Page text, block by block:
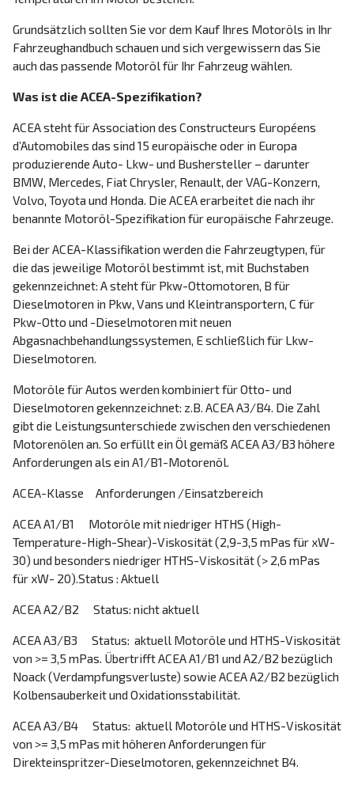
Grundsätzlich sollten Sie vor dem Kauf Ihres Motoröls in Ihr
Fahrzeughandbuch schauen und sich vergewissern das Sie
auch das passende Motoröl für Ihr Fahrzeug wählen.
Was ist die ACEA-Spezifikation?
ACEA steht für Association des Constructeurs Européens
d’Automobiles das sind 15 europäische oder in Europa
produzierende Auto- Lkw- und Bushersteller – darunter
BMW, Mercedes, Fiat Chrysler, Renault, der VAG-Konzern,
Volvo, Toyota und Honda. Die ACEA erarbeitet die nach ihr
benannte Motoröl-Spezifikation für europäische Fahrzeuge.
Bei der ACEA-Klassifikation werden die Fahrzeugtypen, für
die das jeweilige Motoröl bestimmt ist, mit Buchstaben
gekennzeichnet: A steht für Pkw-Ottomotoren, B für
Dieselmotoren in Pkw, Vans und Kleintransportern, C für
Pkw-Otto und -Dieselmotoren mit neuen
Abgasnachbehandlungssystemen, E schließlich für Lkw-
Dieselmotoren.
Motoröle für Autos werden kombiniert für Otto- und
Dieselmotoren gekennzeichnet: z.B. ACEA A3/B4. Die Zahl
gibt die Leistungsunterschiede zwischen den verschiedenen
Motorenölen an. So erfüllt ein Öl gemäß ACEA A3/B3 höhere
Anforderungen als ein A1/B1-Motorenöl.
ACEA-Klasse Anforderungen /Einsatzbereich
ACEA A1/B1 Motoröle mit niedriger HTHS (High-
Temperature-High-Shear)-Viskosität (2,9-3,5 mPas für xW-
30) und besonders niedriger HTHS-Viskosität (> 2,6 mPas
für xW- 20).Status : Aktuell
ACEA A2/B2 Status: nicht aktuell
ACEA A3/B3 Status: aktuell Motoröle und HTHS-Viskosität
von >= 3,5 mPas. Übertrifft ACEA A1/B1 und A2/B2 bezüglich
Noack (Verdampfungsverluste) sowie ACEA A2/B2 bezüglich
Kolbensauberkeit und Oxidationsstabilität.
ACEA A3/B4 Status: aktuell Motoröle und HTHS-Viskosität
von >= 3,5 mPas mit höheren Anforderungen für
Direkteinspritzer-Dieselmotoren, gekennzeichnet B4.